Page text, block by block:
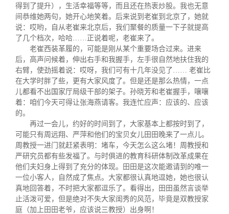
信息化服务
三创大赛
实用信息
总会简介
会长致辞
总会章程
制度法规
联系我们
关闭
得到了提升），生活幸福等等，而且还在热衷炒股。我也无意
间恭维她两句，她开心地笑着。后来说到老崔到北京了，她就
说：哎哟，自从老崔来北京后，我们聚餐的质量一下子就提高
了几个档次，哈哈……正说着呢，老崔来了。
老崔西装革履的，可能是刚从某个重要场合过来。进来
后，高声问候着，伸出右手和我握手，左手很自然地扶住我的
右臂，使劲摇着说：哎呀，我们可有十几年没见了…… 老崔比
在大学时胖了些，更有大家风度了。但是还是那么热情，一点
儿都看不出国家厅局级干部的架子。孙晓芳和老崔握手，嚷嚷
着：咱们今天可得让张海燕请客。我连忙应声：应该的、应该
的。
再过一会儿，约好的时间到了，大家基本上都按时到了，
可能只有周远翔、严萍和他们的宝贝女儿田田晚来了一点儿。
周教授一进门就赶紧表明：堵车，今天怎么这么堵！周教授和
严研究员都有些发福了。与时俱进的教育科研体制改革成果在
他们夫妇身上得到了充分的体现。田田是这次能邀请到的唯一
一位小客人，自然成了焦点。大家都很认真地逗她，她也很认
真地回答着，不时把大家都逗乐了。看得出，田田虽然言谈举
止活泼可爱，但是绝对不失大家闺秀的风范，毕竟是双教授家
庭（加上田田老爷，应该说三教授）出身啊！